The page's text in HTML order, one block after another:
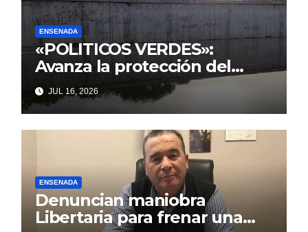
ENSENADA
«POLITICOS VERDES»:
Avanza la protección del
Paseo Costero de Punta Lara
frente a intentos de parálisis
con trasfondo político
JUL 16, 2026
ENSENADA
Denuncian maniobra
Libertaria para frenar una